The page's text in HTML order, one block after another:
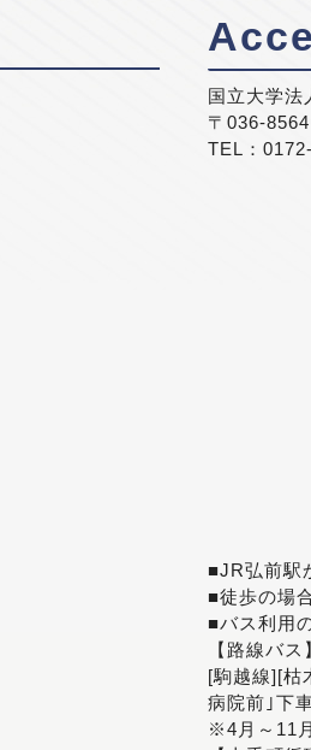
国立大学
〒036-
TEL：
■JR弘前駅
■徒歩の場
■バス利用
【路線バ
[駒越線][枯
病院前｣下
※4月～11